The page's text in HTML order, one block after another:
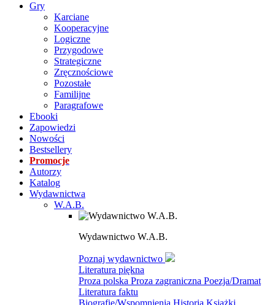
Gry
Karciane
Kooperacyjne
Logiczne
Przygodowe
Strategiczne
Zręcznościowe
Pozostałe
Familijne
Paragrafowe
Ebooki
Zapowiedzi
Nowości
Bestsellery
Promocje
Autorzy
Katalog
Wydawnictwa
W.A.B.
Wydawnictwo W.A.B.
Poznaj wydawnictwo
Literatura piękna
Proza polska Proza zagraniczna Poezja/Dramat
Literatura faktu
Biografie/Wspomnienia Historia Książki